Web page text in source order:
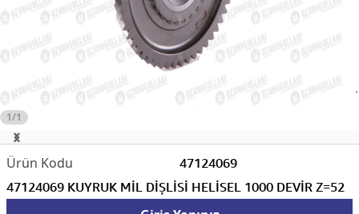
1/1
47124069
47124069 KUYRUK MİL DİŞLİSİ HELİSEL 1000 DEVİR Z=52